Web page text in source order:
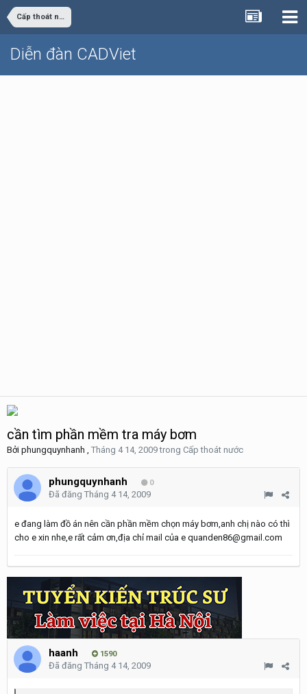
Cấp thoát nước
Diễn đàn CADViet
cần tìm phần mềm tra máy bơm
Bởi phungquynhanh , Tháng 4 14, 2009trong Cấp thoát nước
phungquynhanh 0
Đã đăng Tháng 4 14, 2009
e đang làm đồ án nên cần phần mềm chọn máy bơm,anh chị nào có thì
cho e xin nhe,e rất cảm ơn,địa chỉ mail của e quanden86@gmail.com
haanh 1590
Đã đăng Tháng 4 14, 2009